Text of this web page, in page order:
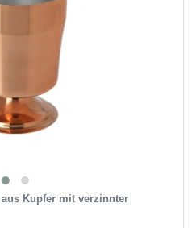
aus Kupfer mit verzinnter